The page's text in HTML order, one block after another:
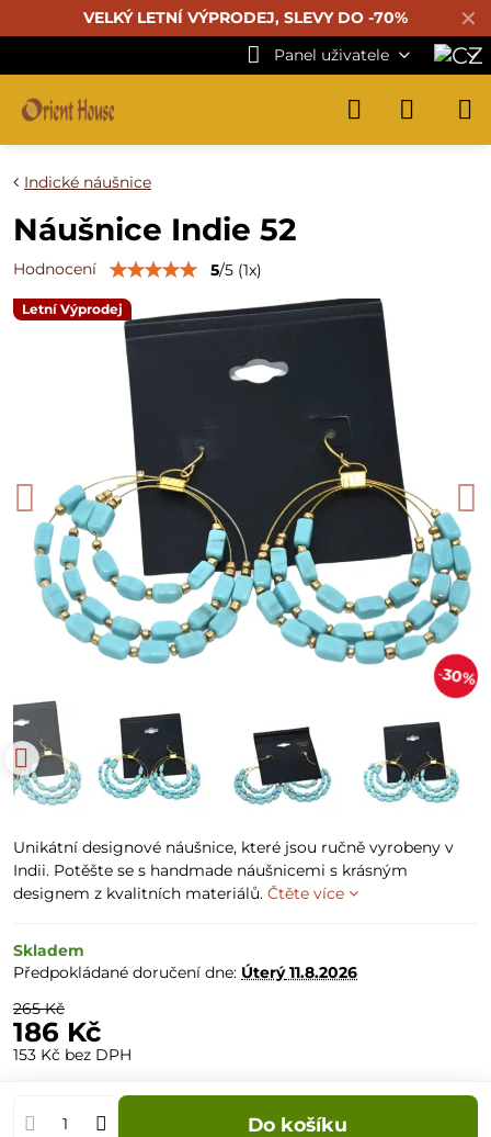
✕
VELKÝ LETNÍ VÝPRODEJ, SLEVY DO -70%
Panel uživatele
Letní Výprodej
30%
Indické náušnice
Náušnice Indie 52
Hodnocení 5/5 (1x)
Unikátní designové náušnice, které jsou ručně vyrobeny v
Indii. Potěšte se s handmade náušnicemi s krásným
designem z kvalitních materiálů. Čtěte více
Skladem
Předpokládané doručení dne: Úterý11.8.2026
265 Kč
186 Kč
153 Kč bez DPH
Do košíku